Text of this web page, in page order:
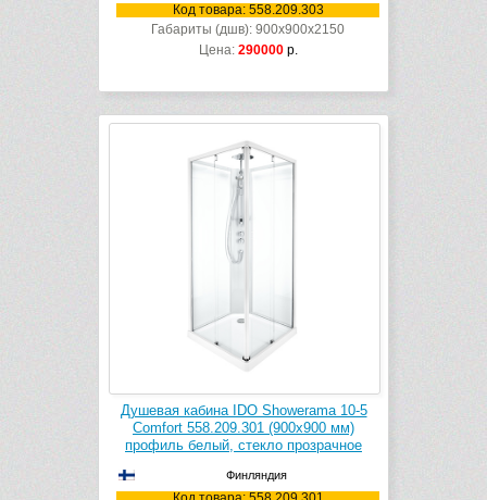
Код товара: 558.209.303
Габариты (дшв): 900x900x2150
Цена: 290000р.
Душевая кабина IDO Showerama 10-5
Comfort 558.209.301 (900х900 мм)
профиль белый, стекло прозрачное
Финляндия